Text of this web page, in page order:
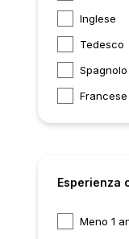
Inglese
Tedesco
Spagnolo
Francese
Esperienza
Meno 1